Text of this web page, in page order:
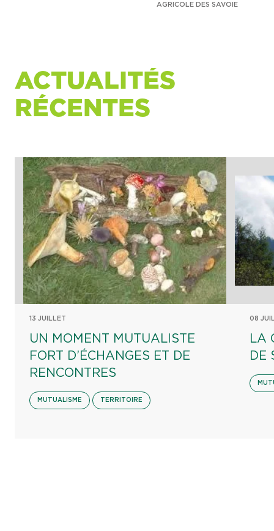
AGRICOLE DES SAVOIE
ACTUALITÉS
RÉCENTES
13 JUILLET
UN MOMENT MUTUALISTE
FORT D’ÉCHANGES ET DE
RENCONTRES
MUTUALISME TERRITOIRE
08
LA
DE